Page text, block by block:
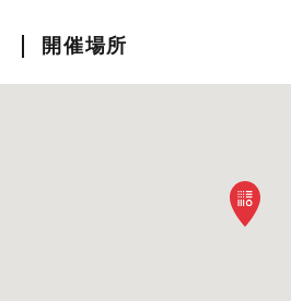
開催場所